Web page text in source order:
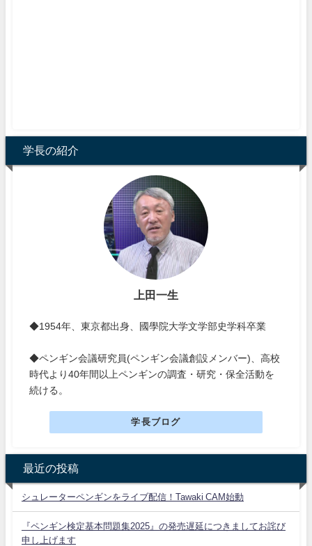
学長の紹介
上田一生
◆1954年、東京都出身、國學院大学文学部史学科卒業
◆ペンギン会議研究員(ペンギン会議創設メンバー)、高校
時代より40年間以上ペンギンの調査・研究・保全活動を
続ける。
学長ブログ
最近の投稿
シュレーターペンギンをライブ配信！Tawaki CAM始動
『ペンギン検定基本問題集2025』の発売遅延につきましてお詫び
申し上げます